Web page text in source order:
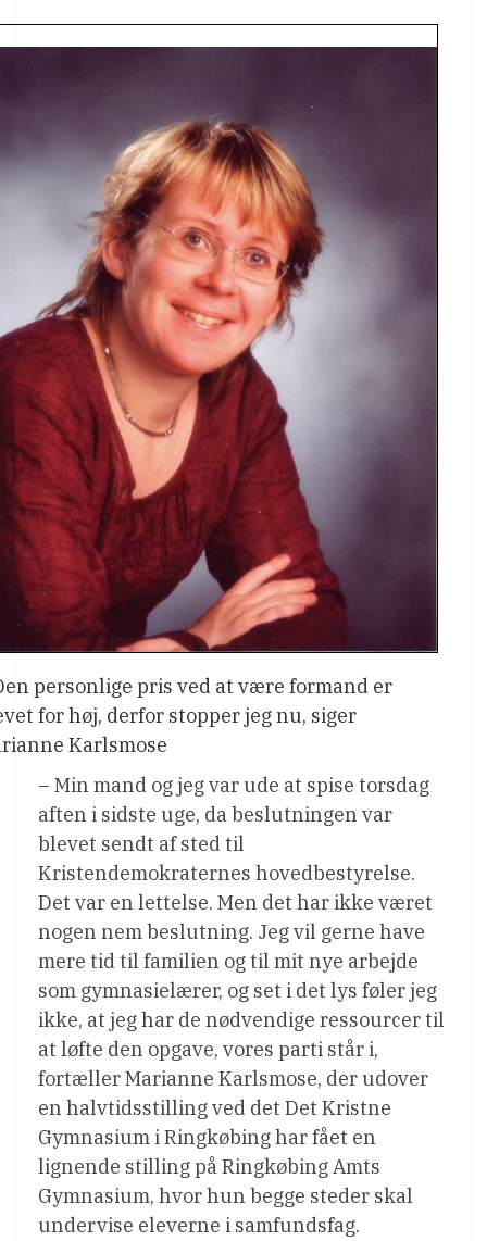
personlige pris ved at være formand er
for høj, derfor stopper jeg nu, siger
Karlsmose
– Min mand og jeg var ude at spise torsdag
aften i sidste uge, da beslutningen var
blevet sendt af sted til
Kristendemokraternes hovedbestyrelse.
Det var en lettelse. Men det har ikke været
nogen nem beslutning. Jeg vil gerne have
mere tid til familien og til mit nye arbejde
som gymnasielærer, og set i det lys føler jeg
ikke, at jeg har de nødvendige ressourcer til
at løfte den opgave, vores parti står i,
fortæller Marianne Karlsmose, der udover
en halvtidsstilling ved det Det Kristne
Gymnasium i Ringkøbing har fået en
lignende stilling på Ringkøbing Amts
Gymnasium, hvor hun begge steder skal
undervise eleverne i samfundsfag.